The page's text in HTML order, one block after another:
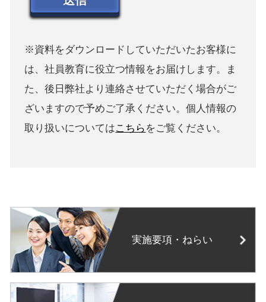
※資料をダウンロードしていただいたお客様に
は、社員教育に役立つ情報をお届けします。ま
た、後日弊社より連絡させていただく場合がご
ざいますので予めご了承ください。個人情報の
取り扱いについてはこちら をご覧ください。
実施要項・ねらい